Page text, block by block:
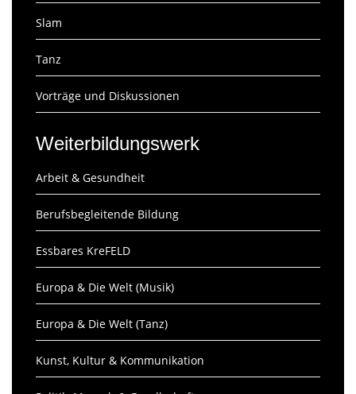
Slam
Tanz
Vorträge und Diskussionen
Weiterbildungswerk
Arbeit & Gesundheit
Berufsbegleitende Bildung
Essbares KreFELD
Europa & Die Welt (Musik)
Europa & Die Welt (Tanz)
Kunst, Kultur & Kommunikation